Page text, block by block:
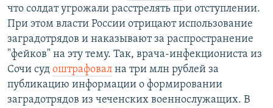
что солдат угрожали расстрелять при отступлении.
При этом власти России отрицают использование
заградотрядов и наказывают за распространение
"фейков" на эту тему. Так, врача-инфекциониста из
Сочи суд оштрафовал на три млн рублей за
публикацию информации о формировании
заградотрядов из чеченских военнослужащих. В